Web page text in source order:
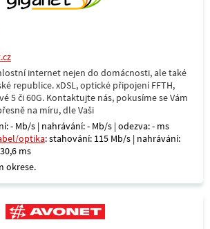
internet nejen do domácnosti, ale také
republice. xDSL, optické připojení FFTH,
5 či 60G. Kontaktujte nás, pokusíme se Vám
na míru, dle Vaši
- Mb/s | nahrávání: - Mb/s | odezva: - ms
optika: stahování: 115 Mb/s | nahrávání:
ms
okrese.